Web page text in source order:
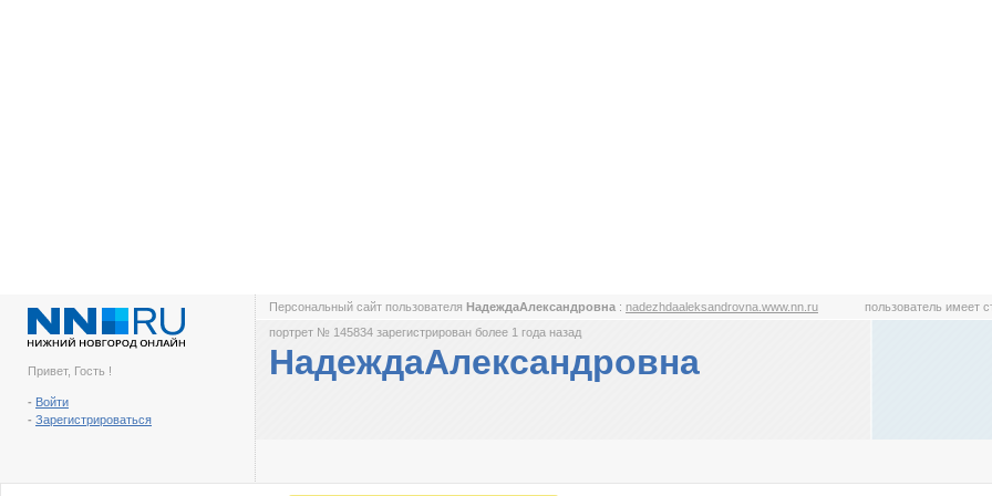
Привет, Гость !
- Войти
- Зарегистрироваться
Персональный сайт пользователя НадеждаАлександровна : nadezhdaaleksandrovna.www.nn.ru пользователь имеет
портрет № 145834 зарегистрирован более 1 года назад
НадеждаАлександровна